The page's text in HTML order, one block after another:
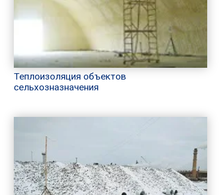
Теплоизоляция объектов
сельхозназначения